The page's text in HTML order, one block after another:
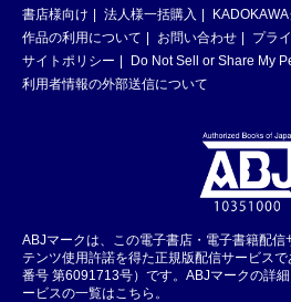
書店様向け
法人様一括購入
作品の利用について
お問い合わせ
プラ
サイトポリシー
Do Not Sell or Share My
利用者情報の外部送信について
ABJマークは、この電子書店・電子書籍配
テンツ使用許諾を得た正規版配信サービス
番号 第6091713号）です。ABJマークの詳
ービスの一覧はこちら。